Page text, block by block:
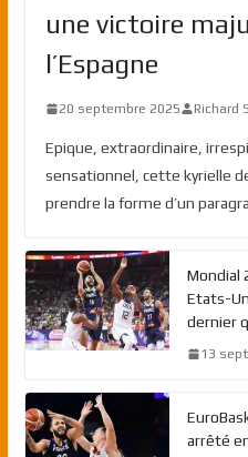
une victoire
l’Espagne
20 septembre 2025 Richard
Epique, extraordinaire,
sensationnel, cette kyrielle
prendre la forme d’un
Mondial
Etats-
dernier
13
arrêté